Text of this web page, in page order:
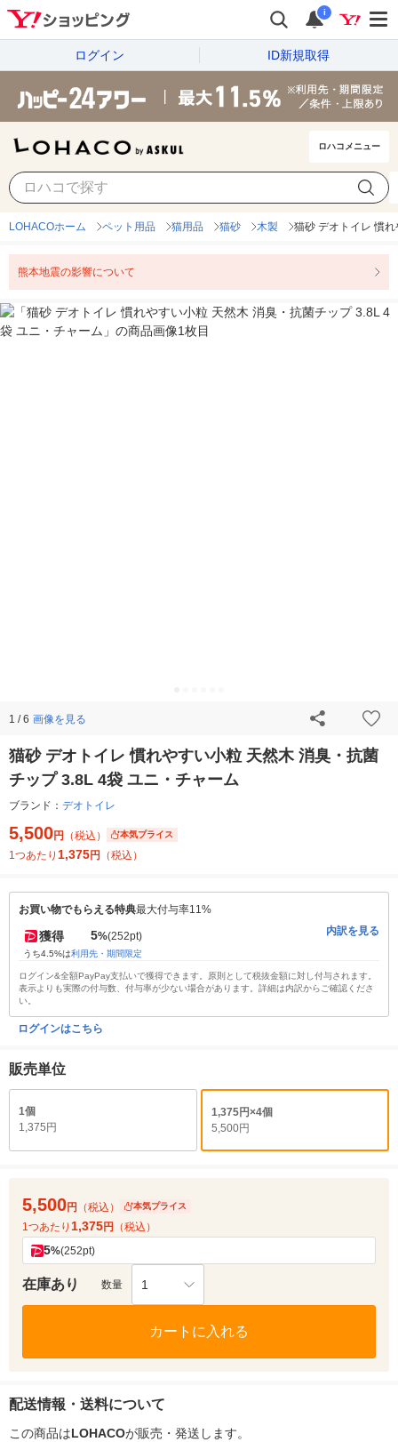
i
ログイン ID新規取得
ロハコメニュー
LOHACOホーム ペット用品 猫用品 猫砂 木製 猫砂 デオトイレ 慣
熊本地震の影響について
1 / 6 画像を見る
猫砂 デオトイレ 慣れやすい小粒 天然木 消臭・抗菌
チップ 3.8L 4袋 ユニ・チャーム
ブランド： デオトイレ
5,500円 （税込） 本気プライス
1つあたり 1,375円 （税込）
お買い物でもらえる特典最大付与率11%
獲得 5%(252pt)
うち4.5%は利用先・期間限定
内訳を見る
ログイン&全額PayPay支払いで獲得できます。原則として税抜金額に対し付与されます。
表示よりも実際の付与数、付与率が少ない場合があります。詳細は内訳からご確認くださ
い。
ログインはこちら
販売単位
1個
1,375円
1,375円×4個
5,500円
5,500円 （税込） 本気プライス
1つあたり 1,375円 （税込）
5%(252pt)
在庫あり 数量 1
カートに入れる
配送情報・送料について
この商品はLOHACOが販売・発送します。